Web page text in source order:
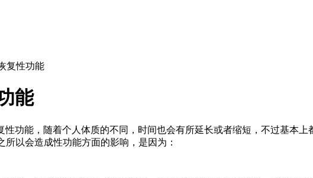
复性功能
能
功能，随着个人体质的不同，时间也会有所延长或者缩短，不过基本
以会造成性功能方面的影响，是因为：